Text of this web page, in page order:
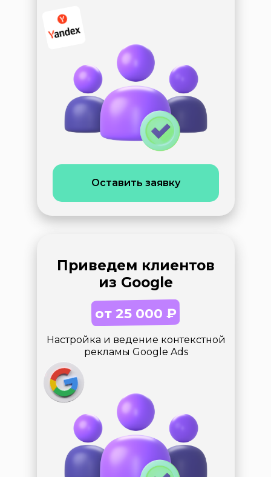
Оставить заявку
Приведем клиентов
из Google
Настройка и ведение контекстной
рекламы Google Ads
от 25 000 ₽